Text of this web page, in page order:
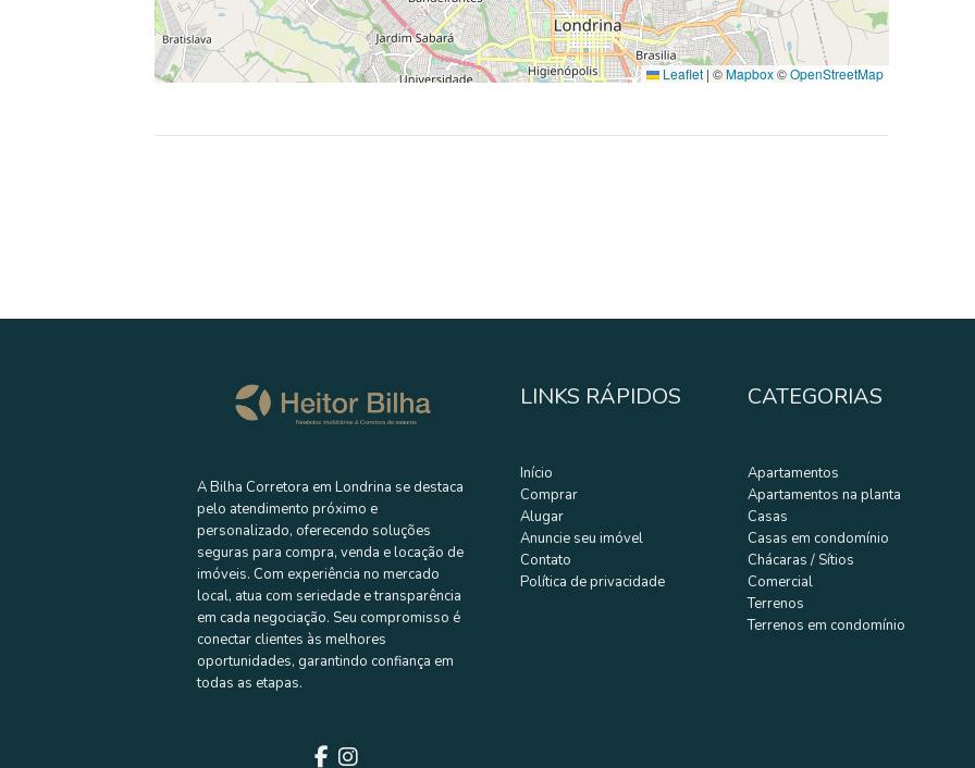
Leaflet | ©Mapbox©OpenStreetMap
A Bilha Corretora em Londrina se destaca
pelo atendimento próximo e
personalizado, oferecendo soluções
seguras para compra, venda e locação de
imóveis. Com experiência no mercado
local, atua com seriedade e transparência
em cada negociação. Seu compromisso é
conectar clientes às melhores
oportunidades, garantindo confiança em
todas as etapas.
LINKS RÁPIDOS
Início
Comprar
Alugar
Anuncie seu imóvel
Contato
Política de privacidade
CATEGORIAS
Apartamentos
Apartamentos na planta
Casas
Casas em condomínio
Chácaras / Sítios
Comercial
Terrenos
Terrenos em condomínio